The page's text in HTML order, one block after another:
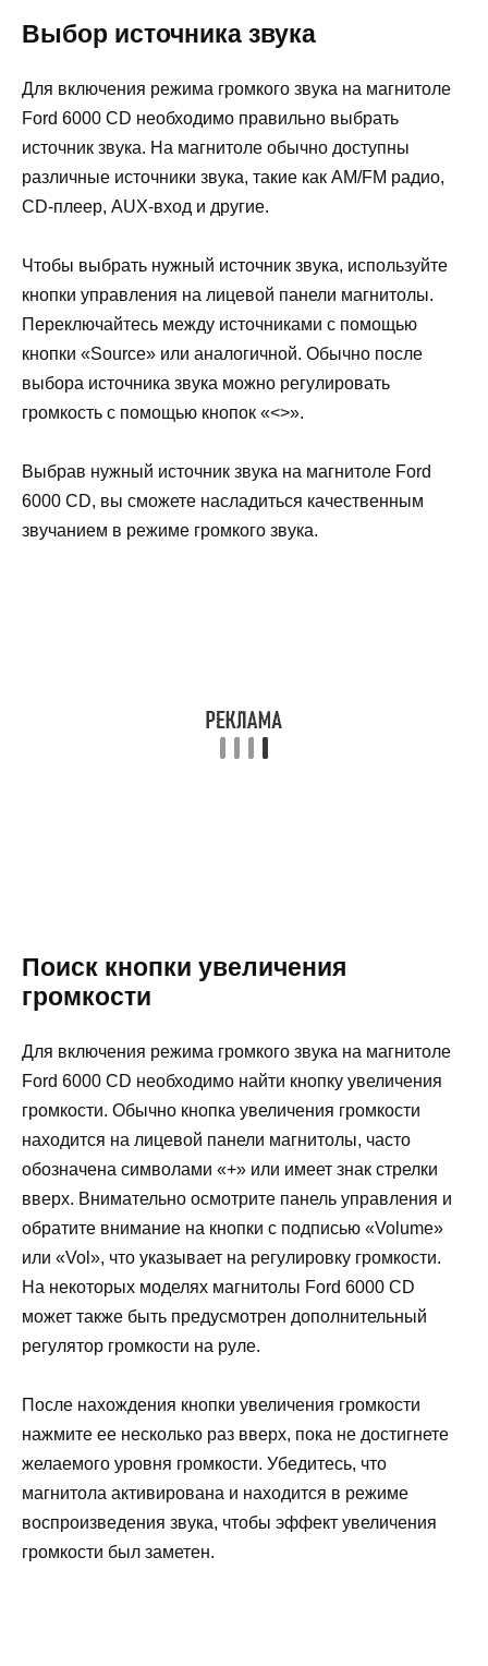
Выбор источника звука
Для включения режима громкого звука на магнитоле
Ford 6000 CD необходимо правильно выбрать
источник звука. На магнитоле обычно доступны
различные источники звука, такие как AM/FM радио,
CD-плеер, AUX-вход и другие.
Чтобы выбрать нужный источник звука, используйте
кнопки управления на лицевой панели магнитолы.
Переключайтесь между источниками с помощью
кнопки «Source» или аналогичной. Обычно после
выбора источника звука можно регулировать
громкость с помощью кнопок «<>».
Выбрав нужный источник звука на магнитоле Ford
6000 CD, вы сможете насладиться качественным
звучанием в режиме громкого звука.
Поиск кнопки увеличения
громкости
Для включения режима громкого звука на магнитоле
Ford 6000 CD необходимо найти кнопку увеличения
громкости. Обычно кнопка увеличения громкости
находится на лицевой панели магнитолы, часто
обозначена символами «+» или имеет знак стрелки
вверх. Внимательно осмотрите панель управления и
обратите внимание на кнопки с подписью «Volume»
или «Vol», что указывает на регулировку громкости.
На некоторых моделях магнитолы Ford 6000 CD
может также быть предусмотрен дополнительный
регулятор громкости на руле.
После нахождения кнопки увеличения громкости
нажмите ее несколько раз вверх, пока не достигнете
желаемого уровня громкости. Убедитесь, что
магнитола активирована и находится в режиме
воспроизведения звука, чтобы эффект увеличения
громкости был заметен.